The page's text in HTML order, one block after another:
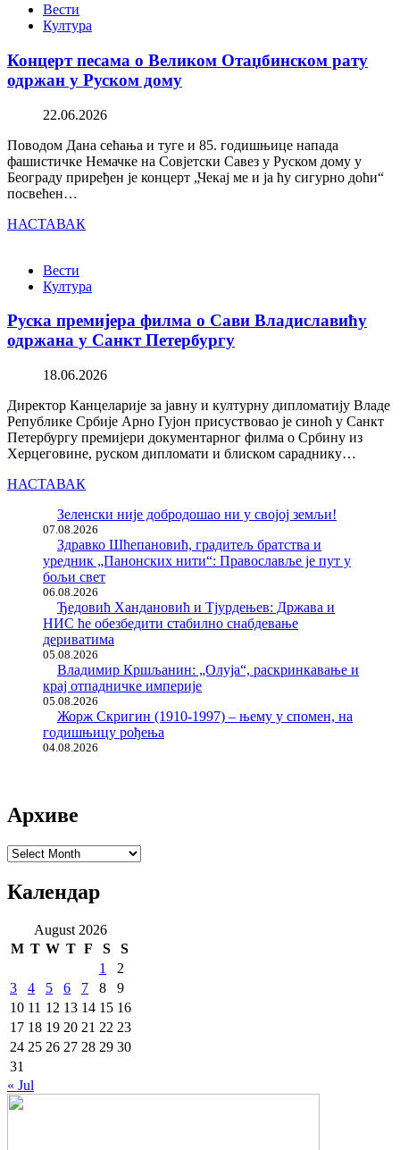
Вести
Култура
Концерт песама о Великом Отаџбинском рату
одржан у Руском дому
22.06.2026
Поводом Дана сећања и туге и 85. годишњице напада
фашистичке Немачке на Совјетски Савез у Руском дому у
Београду приређен је концерт „Чекај ме и ја ћу сигурно доћи“
посвећен…
НАСТАВАК
Вести
Култура
Руска премијера филма о Сави Владиславићу
одржана у Санкт Петербургу
18.06.2026
Директор Канцеларије за јавну и културну дипломатију Владе
Републике Србије Арно Гујон присуствовао је синоћ у Санкт
Петербургу премијери документарног филма о Србину из
Херцеговине, руском дипломати и блиском сараднику…
НАСТАВАК
Зеленски није добродошао ни у својој земљи!
07.08.2026
Здравко Шћепановић, градитељ братства и
уредник „Панонских нити“: Православље је пут у
бољи свет
06.08.2026
Ђедовић Хандановић и Тјурдењев: Држава и
НИС ће обезбедити стабилно снабдевање
дериватима
05.08.2026
Владимир Кршљанин: „Олуја“, раскринкавање и
крај отпадничке империје
05.08.2026
Жорж Скригин (1910-1997) – њему у спомен, на
годишњицу рођења
04.08.2026
Архиве
Архиве
Календар
August 2026
M T W T F S
S
1
2
3
4 5 6 7 8
9
10 11 12 13 14 15 16
17 18 19 20 21 22 23
24 25 26 27 28 29 30
31
« Jul